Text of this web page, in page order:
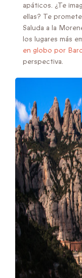
apáticos. ¿Te
ellas? Te
Saluda a la
los lugares más
en globo por
perspectiva.